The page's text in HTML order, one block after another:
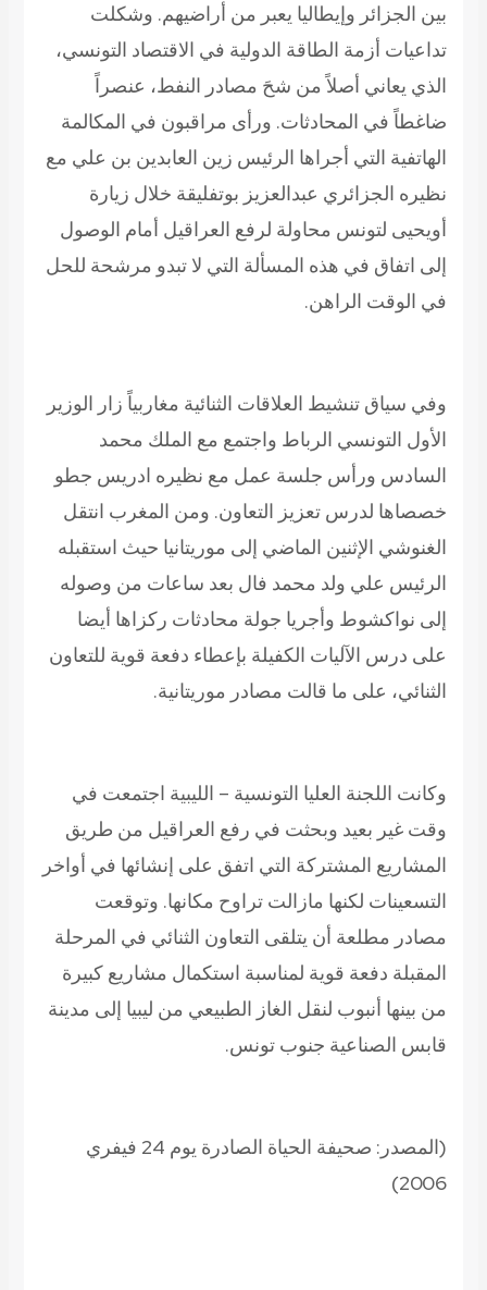
بين الجزائر وإيطاليا يعبر من أراضيهم. وشكلت
تداعيات أزمة الطاقة الدولية في الاقتصاد التونسي،
الذي يعاني أصلاً من شحَ مصادر النفط، عنصراً
ضاغطاً في المحادثات. ورأى مراقبون في المكالمة
الهاتفية التي أجراها الرئيس زين العابدين بن علي مع
نظيره الجزائري عبدالعزيز بوتفليقة خلال زيارة
أويحيى لتونس محاولة لرفع العراقيل أمام الوصول
إلى اتفاق في هذه المسألة التي لا تبدو مرشحة للحل
في الوقت الراهن.
وفي سياق تنشيط العلاقات الثنائية مغاربياً زار الوزير
الأول التونسي الرباط واجتمع مع الملك محمد
السادس ورأس جلسة عمل مع نظيره ادريس جطو
خصصاها لدرس تعزيز التعاون. ومن المغرب انتقل
الغنوشي الإثنين الماضي إلى موريتانيا حيث استقبله
الرئيس علي ولد محمد فال بعد ساعات من وصوله
إلى نواكشوط وأجريا جولة محادثات ركزاها أيضا
على درس الآليات الكفيلة بإعطاء دفعة قوية للتعاون
الثنائي، على ما قالت مصادر موريتانية.
وكانت اللجنة العليا التونسية – الليبية اجتمعت في
وقت غير بعيد وبحثت في رفع العراقيل من طريق
المشاريع المشتركة التي اتفق على إنشائها في أواخر
التسعينات لكنها مازالت تراوح مكانها. وتوقعت
مصادر مطلعة أن يتلقى التعاون الثنائي في المرحلة
المقبلة دفعة قوية لمناسبة استكمال مشاريع كبيرة
من بينها أنبوب لنقل الغاز الطبيعي من ليبيا إلى مدينة
قابس الصناعية جنوب تونس.
(المصدر: صحيفة الحياة الصادرة يوم 24 فيفري
2006)